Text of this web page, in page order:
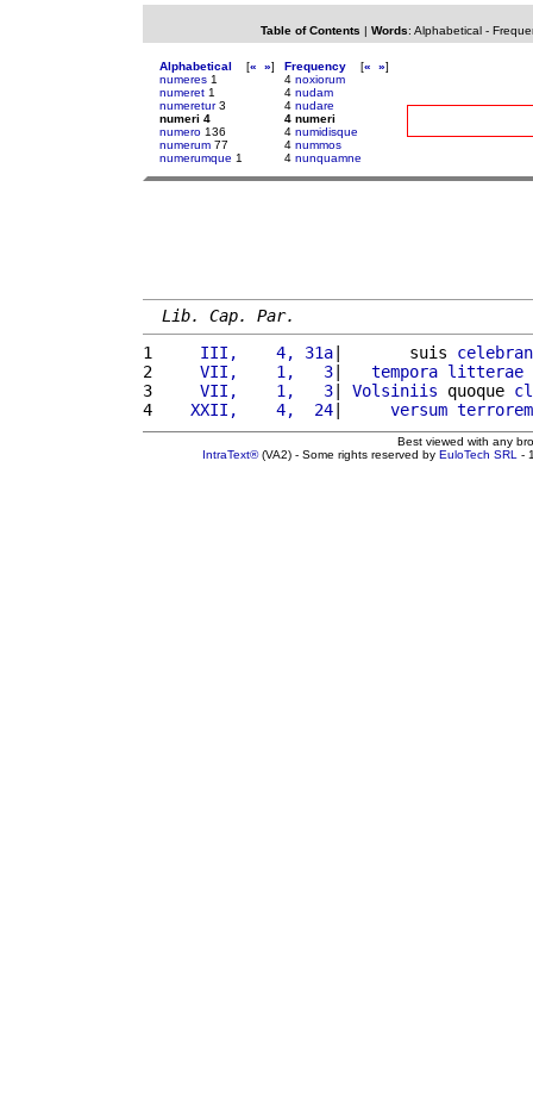
Table of Contents | Words: Alphabetical-
Alphabetical [« »]
numeres 1
numeret 1
numeretur3
numeri 4
numero 136
numerum 77
numerumque 1
Frequency [« »]
4 noxiorum
4 nudam
4 nudare
4 numeri
4 numidisque
4 nummos
4 nunquamne
Lib. Cap. Par.
1
    III,    4, 31a
|       suis
2
    VII,    1,   3
| tempora litterae
3
    VII,    1,   3
| Volsiniis quoque
4
   XXII,    4,  24
| versum terrorem
Best viewed with any
IntraText®(VA2) - Some rights reserved by EuloTech SRL -